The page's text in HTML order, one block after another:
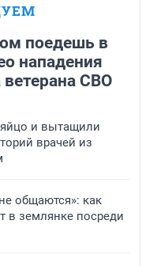
поедешь в
нападения
ветерана СВО
и вытащили
врачей из
общаются»: как
в землянке посреди